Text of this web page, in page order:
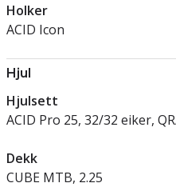
Holker
ACID Icon
Hjul
Hjulsett
ACID Pro 25, 32/32 eiker,
Dekk
CUBE MTB, 2.25